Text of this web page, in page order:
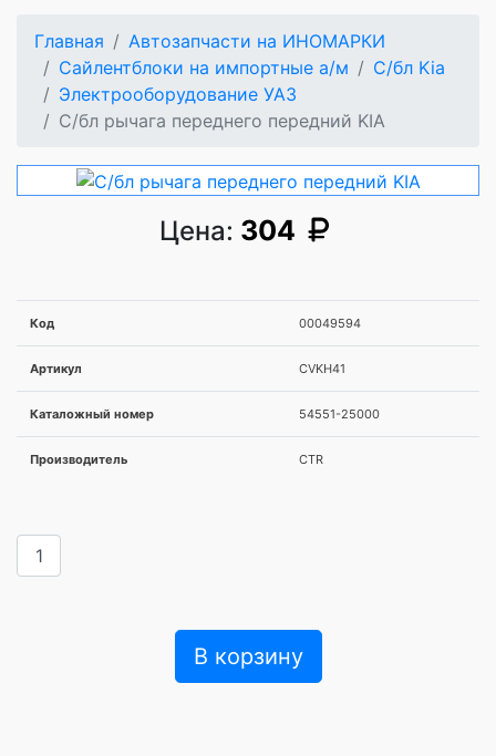
Главная
Автозапчасти на ИНОМАРКИ
Сайлентблоки на импортные а/м
С/бл Kia
Электрооборудование УАЗ
С/бл рычага переднего передний KIA
Цена: 304
Код 00049594
Артикул CVKH41
Каталожный номер 54551-25000
Производитель CTR
В корзину